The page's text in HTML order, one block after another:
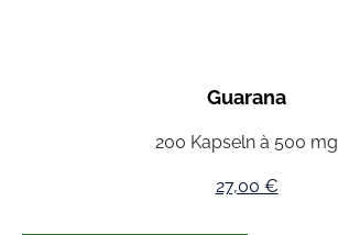
Guarana
200 Kapseln à 500 mg
27,00 €